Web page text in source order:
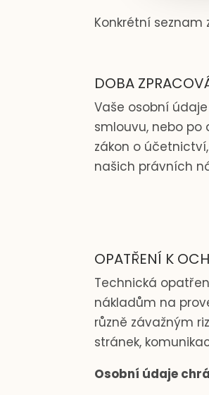
Konkrétní
DOBA
Vaše osobní
smlouvu, nebo
zákon o
našich právních
OPATŘENÍ K
Technická
nákladům na
různě závažným
stránek,
Osobní údaje